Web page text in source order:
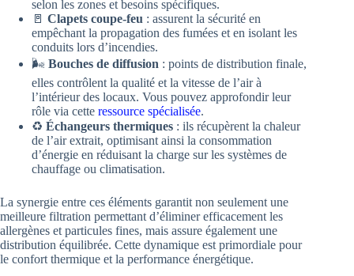
selon les zones et besoins spécifiques.
🚪 Clapets coupe-feu : assurent la sécurité en
empêchant la propagation des fumées et en isolant les
conduits lors d’incendies.
🌬️ Bouches de diffusion : points de distribution finale,
elles contrôlent la qualité et la vitesse de l’air à
l’intérieur des locaux. Vous pouvez approfondir leur
rôle via cette ressource spécialisée.
♻️ Échangeurs thermiques : ils récupèrent la chaleur
de l’air extrait, optimisant ainsi la consommation
d’énergie en réduisant la charge sur les systèmes de
chauffage ou climatisation.
La synergie entre ces éléments garantit non seulement une
meilleure filtration permettant d’éliminer efficacement les
allergènes et particules fines, mais assure également une
distribution équilibrée. Cette dynamique est primordiale pour
le confort thermique et la performance énergétique.